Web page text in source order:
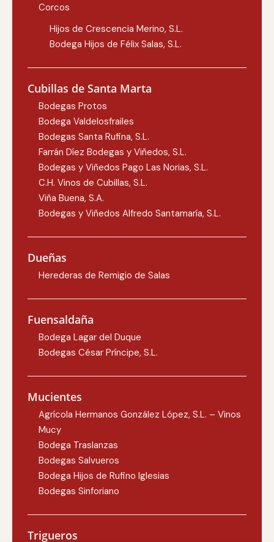
Corcos
Hijos de Crescencia Merino, S.L.
Bodega Hijos de Félix Salas, S.L.
Cubillas de Santa Marta
Bodegas Protos
Bodega Valdelosfrailes
Bodegas Santa Rufina, S.L.
Farrán Díez Bodegas y Viñedos, S.L.
Bodegas y Viñedos Pago Las Norias, S.L.
C.H. Vinos de Cubillas, S.L.
Viña Buena, S.A.
Bodegas y Viñedos Alfredo Santamaría, S.L.
Dueñas
Herederas de Remigio de Salas
Fuensaldaña
Bodega Lagar del Duque
Bodegas César Príncipe, S.L.
Mucientes
Agrícola Hermanos González López, S.L. – Vinos
Mucy
Bodega Traslanzas
Bodegas Salvueros
Bodega Hijos de Rufino Iglesias
Bodegas Sinforiano
Trigueros